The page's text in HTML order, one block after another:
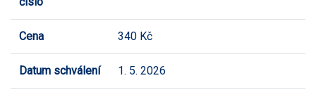
Cena 340 Kč
Datum schválení 1. 5. 2026